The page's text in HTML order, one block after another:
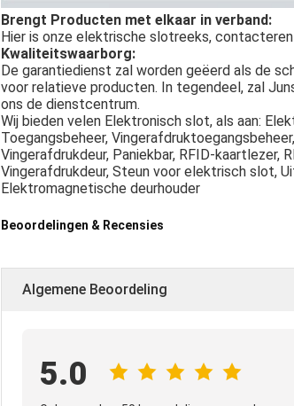
Brengt Producten met elkaar in verband:
Hier is onze elektrische slotreeks,
Kwaliteitswaarborg:
De garantiedienst zal worden geëerd als de
voor relatieve producten. In tegendeel, zal
ons de dienstcentrum.
Wij bieden velen Elektronisch slot, als aan:
Toegangsbeheer,
Vingerafdrukdeur, Paniekbar, RFID-
Vingerafdrukdeur, Steun voor elektrisch slot,
Elektromagnetische deurhouder
Beoordelingen & Recensies
Algemene Beoordeling
5.0